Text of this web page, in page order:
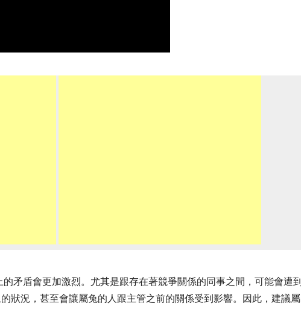
矛盾會更加激烈。尤其是跟存在著競爭關係的同事之間，可能會遭到
狀況，甚至會讓屬兔的人跟主管之前的關係受到影響。因此，建議屬